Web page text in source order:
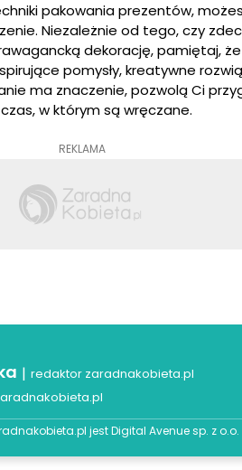
pakowania prezentów,
Niezależnie od tego, czy
dekorację, pamiętaj,
pomysły, kreatywne
ma znaczenie, pozwolą Ci
w którym są wręczane.
REKLAMA
| redaktor zaradnakobieta.pl
jestDigital Avenue sp. z o.o.